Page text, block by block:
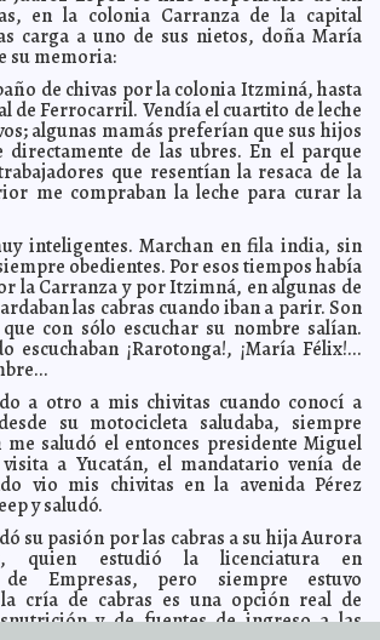
143.4 toneladas de basura del Carnaval de
municipal de Motul recibe a deportistas
apoyo incondicional
de comunidades mayahablantes
sobre el Anteproyecto de Ley General de
Comunidades Indígenas A7
garantía de próximas mejoras, celebra su 36
de Tizimín A7
en Carnaval su popularidad Angelique
A7
protagonistas en la edificación de Mérida
13" apuesta a la educación de la juventud
de tragos en el carnaval? Consejos para
Age II A7
A7
enseñar
presidencial Javier Corral Jurado
contra "Presunto culpable" ha sido
Loret de Mola
práctica común en Mérida
en la colonia Carranza de la capital
carga a uno de sus nietos, doña María
su memoria:
de chivas por la colonia Itzminá, hasta
de Ferrocarril. Vendía el cuartito de leche
algunas mamás preferían que sus hijos
directamente de las ubres. En el parque
que resentían la resaca de la
me compraban la leche para curar la
inteligentes. Marchan en fila india, sin
obedientes. Por esos tiempos había
la Carranza y por Itzimná, en algunas de
las cabras cuando iban a parir. Son
con sólo escuchar su nombre salían.
escuchaban ¡Rarotonga!, ¡María Félix!...
a otro a mis chivitas cuando conocí a
su motocicleta saludaba, siempre
me saludó el entonces presidente Miguel
a Yucatán, el mandatario venía de
vio mis chivitas en la avenida Pérez
y saludó.
su pasión por las cabras a su hija Aurora
quien estudió la licenciatura en
de Empresas, pero siempre estuvo
cría de cabras es una opción real de
y de fuentes de ingreso a las